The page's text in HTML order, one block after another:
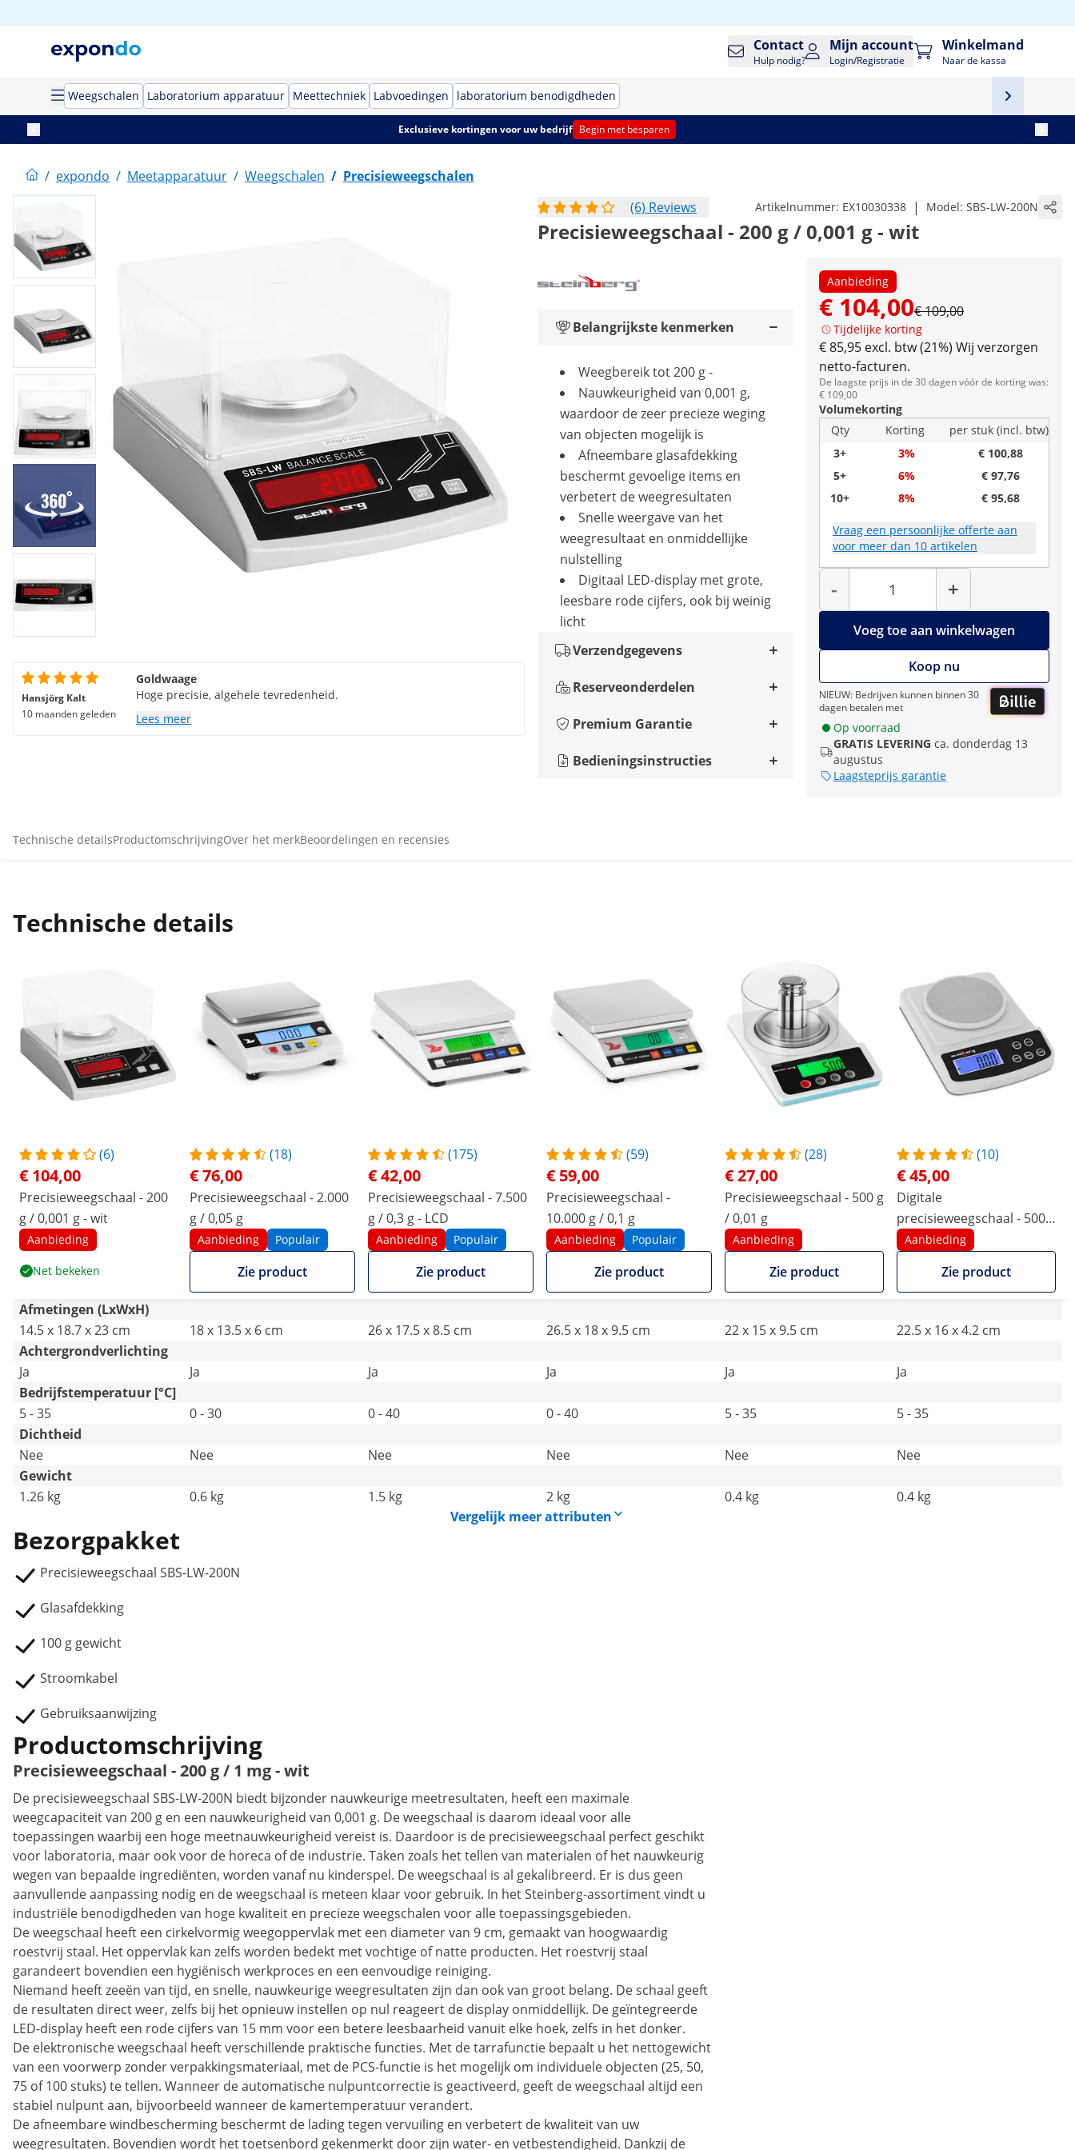
Contact
Hulp nodig?
Mijn account
Login/Registratie
Winkelmand
Naar de kassa
Weegschalen Laboratorium apparatuur Meettechniek Labvoedingen laboratorium benodigdheden
Exclusieve kortingen voor uw bedrijf Begin met besparen
/ expondo / Meetapparatuur / Weegschalen / Precisieweegschalen
(6) Reviews
Artikelnummer: EX10030338 | Model: SBS-LW-200N
Precisieweegschaal - 200 g / 0,001 g - wit
Aanbieding
€ 104,00€ 109,00
Tijdelijke korting
€ 85,95 excl. btw (21%) Wij verzorgen
netto-facturen.
De laagste prijs in de 30 dagen vóór de korting was:
€ 109,00
Volumekorting
Qty
Korting
per stuk (incl. btw)
3+
3%
€ 100,88
5+
6%
€ 97,76
10+
8% € 95,68
Vraag een persoonlijke offerte aan
voor meer dan 10 artikelen
-
Hoeveelheid
+
Voeg toe aan winkelwagen
Koop nu
NIEUW: Bedrijven kunnen binnen 30
dagen betalen met
Op voorraad
GRATIS LEVERING ca. donderdag 13
augustus
Laagsteprijs garantie
Belangrijkste kenmerken
Weegbereik tot 200 g -
Nauwkeurigheid van 0,001 g,
waardoor de zeer precieze weging
van objecten mogelijk is
Afneembare glasafdekking
beschermt gevoelige items en
verbetert de weegresultaten
Snelle weergave van het
weegresultaat en onmiddellijke
nulstelling
Digitaal LED-display met grote,
leesbare rode cijfers, ook bij weinig
licht
Verzendgegevens
Reserveonderdelen
Premium Garantie
Bedieningsinstructies
Hansjörg Kalt
10 maanden geleden
Goldwaage
Hoge precisie, algehele tevredenheid.
Lees meer
Technische detailsProductomschrijvingOver het merkBeoordelingen en recensies
Technische details
(6)
€ 104,00
Precisieweegschaal - 200
g / 0,001 g - wit
Aanbieding
Net bekeken
(18)
€ 76,00
Precisieweegschaal - 2.000
g / 0,05 g
Aanbieding Populair
Zie product
(175)
€ 42,00
Precisieweegschaal - 7.500
g / 0,3 g - LCD
Aanbieding Populair
Zie product
(59)
€ 59,00
Precisieweegschaal -
10.000 g / 0,1 g
Aanbieding Populair
Zie product
(28)
€ 27,00
Precisieweegschaal - 500 g
/ 0,01 g
Aanbieding
Zie product
(10)
€ 45,00
Digitale
precisieweegschaal - 500g
/ 0,01g - Basic
Aanbieding
Zie product
Afmetingen (LxWxH)
14.5 x 18.7 x 23 cm
18 x 13.5 x 6 cm 26 x 17.5 x 8.5 cm 26.5 x 18 x 9.5 cm 22 x 15 x 9.5 cm
22.5 x 16 x 4.2 cm
Achtergrondverlichting
Ja
Ja Ja Ja Ja
Ja
Bedrijfstemperatuur [°C]
5 - 35
0 - 30 0 - 40 0 - 40 5 - 35
5 - 35
Dichtheid
Nee
Nee Nee Nee Nee
Nee
Gewicht
1.26 kg
0.6 kg 1.5 kg 2 kg 0.4 kg
0.4 kg
Vergelijk meer attributen
Bezorgpakket
Precisieweegschaal SBS-LW-200N
Glasafdekking
100 g gewicht
Stroomkabel
Gebruiksaanwijzing
Productomschrijving
Precisieweegschaal - 200 g / 1 mg - wit
De precisieweegschaal SBS-LW-200N biedt bijzonder nauwkeurige meetresultaten, heeft een maximale
weegcapaciteit van 200 g en een nauwkeurigheid van 0,001 g. De weegschaal is daarom ideaal voor alle
toepassingen waarbij een hoge meetnauwkeurigheid vereist is. Daardoor is de precisieweegschaal perfect geschikt
voor laboratoria, maar ook voor de horeca of de industrie. Taken zoals het tellen van materialen of het nauwkeurig
wegen van bepaalde ingrediënten, worden vanaf nu kinderspel. De weegschaal is al gekalibreerd. Er is dus geen
aanvullende aanpassing nodig en de weegschaal is meteen klaar voor gebruik. In het Steinberg-assortiment vindt u
industriële benodigdheden van hoge kwaliteit en precieze weegschalen voor alle toepassingsgebieden.
De weegschaal heeft een cirkelvormig weegoppervlak met een diameter van 9 cm, gemaakt van hoogwaardig
roestvrij staal. Het oppervlak kan zelfs worden bedekt met vochtige of natte producten. Het roestvrij staal
garandeert bovendien een hygiënisch werkproces en een eenvoudige reiniging.
Niemand heeft zeeën van tijd, en snelle, nauwkeurige weegresultaten zijn dan ook van groot belang. De schaal geeft
de resultaten direct weer, zelfs bij het opnieuw instellen op nul reageert de display onmiddellijk. De geïntegreerde
LED-display heeft een rode cijfers van 15 mm voor een betere leesbaarheid vanuit elke hoek, zelfs in het donker.
De elektronische weegschaal heeft verschillende praktische functies. Met de tarrafunctie bepaalt u het nettogewicht
van een voorwerp zonder verpakkingsmateriaal, met de PCS-functie is het mogelijk om individuele objecten (25, 50,
75 of 100 stuks) te tellen. Wanneer de automatische nulpuntcorrectie is geactiveerd, geeft de weegschaal altijd een
stabiel nulpunt aan, bijvoorbeeld wanneer de kamertemperatuur verandert.
De afneembare windbescherming beschermt de lading tegen vervuiling en verbetert de kwaliteit van uw
weegresultaten. Bovendien wordt het toetsenbord gekenmerkt door zijn water- en vetbestendigheid. Dankzij de